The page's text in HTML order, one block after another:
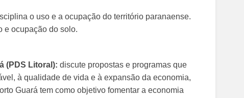
o uso e a ocupação do território paranaense.
e ocupação do solo.
(PDS Litoral): discute propostas e programas que
à qualidade de vida e à expansão da economia,
Guará tem como objetivo fomentar a economia